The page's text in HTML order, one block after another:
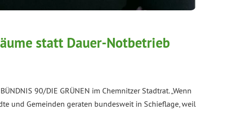
statt Dauer-Notbetrieb
90/DIE GRÜNEN im Chemnitzer Stadtrat. „Wenn
und Gemeinden geraten bundesweit in Schieflage, weil